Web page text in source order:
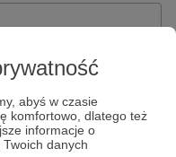
abyś w czasie
komfortowo, dlatego też
informacje o
danych
oraz
oraz
Twoich danych
możliwa
"Zgodna na
formularz
Patronite.pl.